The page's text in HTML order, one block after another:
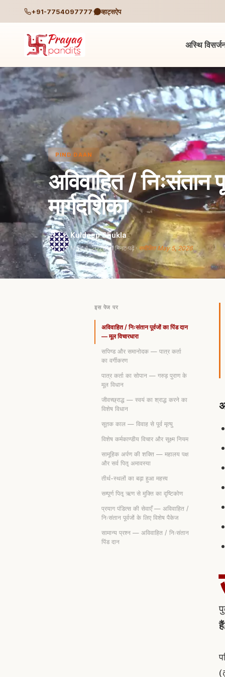
+91-7754097777 व्हाट्सऐप
अस्थि
PIND DAAN
अविवाहित / निःसंतान
मार्गदर्शिका
Kuldeep Shukla
May 4, 2026· 1 मिनट पढ़ें · समीक्षित May 5, 2026
इस पेज पर
अविवाहित / निःसंतान पूर्वजों का पिंड दान
— मूल विचारधारा
सपिण्ड और समानोदक — पात्र कर्ता
का वर्गीकरण
पात्र कर्ता का सोपान — गरुड़ पुराण के
मूल विधान
जीवच्छ्राद्ध — स्वयं का श्राद्ध करने का
विशेष विधान
सूतक काल — विवाह से पूर्व मृत्यु
विशेष कर्मकाण्डीय विचार और सूक्ष्म नियम
सामूहिक अर्पण की शक्ति — महालय पक्ष
और सर्व पितृ अमावस्या
तीर्थ-स्थलों का बढ़ा हुआ महत्त्व
सम्पूर्ण पितृ ऋण से मुक्ति का दृष्टिकोण
प्रयाग पंडित्स की सेवाएँ — अविवाहित /
निःसंतान पूर्वजों के लिए विशेष पैकेज
सामान्य प्रश्न — अविवाहित / निःसंतान
पिंड दान
(